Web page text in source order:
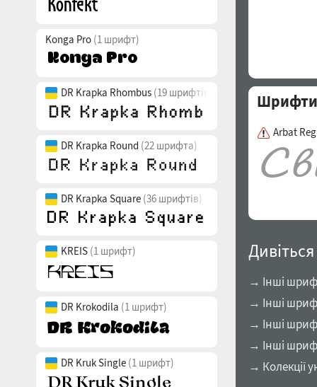
Konga Pro (1 шрифт)
DR Krapka Rhombus (19 шрифтів)
DR Krapka Round (22 шрифта)
DR Krapka Square (36 шрифтів)
KREIS (1 шрифт)
DR Krokodila (1 шрифт)
DR Kruk Single (1 шрифт)
Шрифти
Arbat
→ Інші
→ Інші
→ Інші
→ Інші
→ Колекції